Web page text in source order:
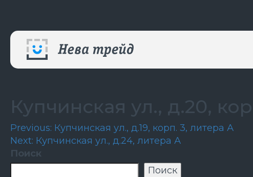
Купчинская ул., д.20,
Навигация
по
записям
Previous: Купчинская ул., д.19, корп. 3, литера А
Next: Купчинская ул., д.24, литера А
Поиск
Поиск